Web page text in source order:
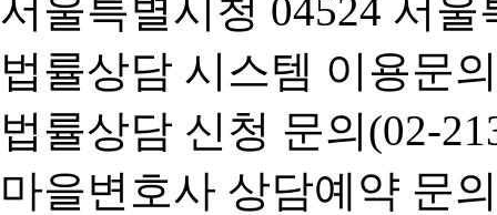
서울특별시청 04524 서
법률상담 시스템 이용문
법률상담 신청 문의(02-
마을변호사 상담예약 문